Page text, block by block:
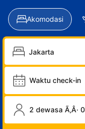
Akomodasi
Waktu check-in
2 dewasa Ã‚Â·